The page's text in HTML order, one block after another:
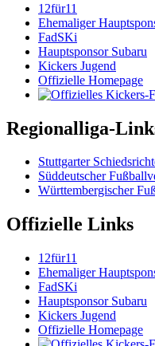
12für11
Ehemaliger
FadSKi
Hauptsponsor Subaru
Kickers Jugend
Offizielle Homepage
Regionalliga-
Stuttgarter
Süddeutscher
Württembergischer
Offizielle Links
12für11
Ehemaliger
FadSKi
Hauptsponsor Subaru
Kickers Jugend
Offizielle Homepage